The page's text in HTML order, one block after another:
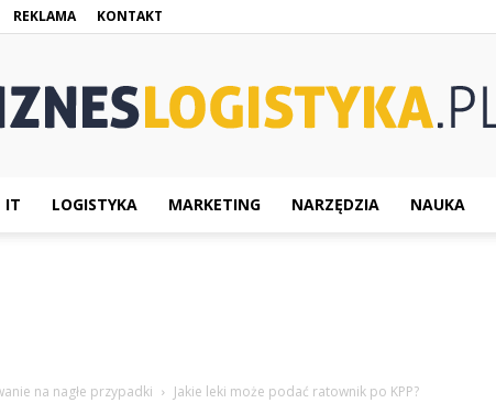
REKLAMA KONTAKT
IT LOGISTYKA MARKETING NARZĘDZIA NAUKA
na nagłe przypadki Jakie leki może podać ratownik po KPP?